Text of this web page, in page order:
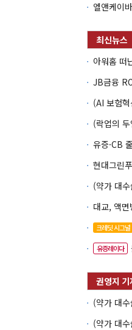
크레딧 시그널
유증레이다